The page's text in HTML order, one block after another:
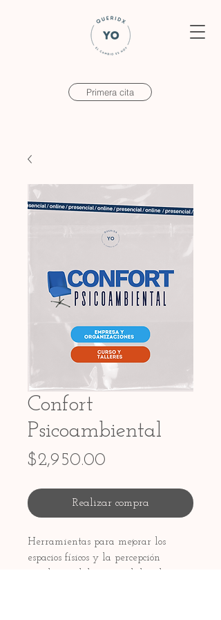
Primera cita
Confort
Psicoambiental
$2,950.00
Realizar compra
Herramientas para mejorar los
espacios físicos y la percepción